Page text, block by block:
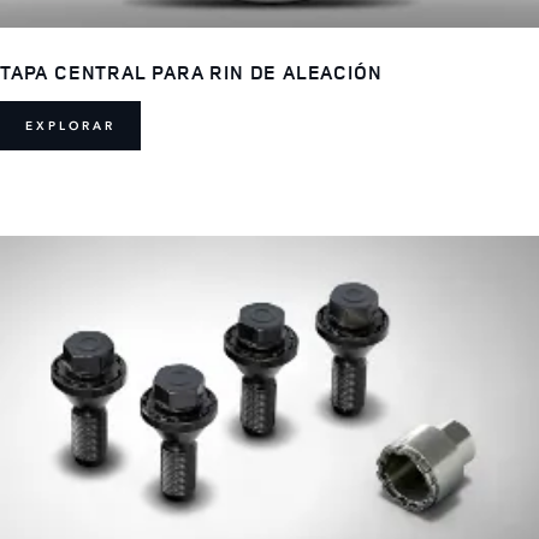
TAPA CENTRAL PARA RIN DE ALEACIÓN
EXPLORAR